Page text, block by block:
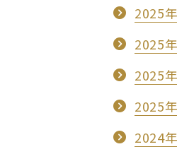
2025
2025
2025
2025
2024